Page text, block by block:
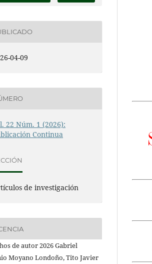
04-09
22 Núm. 1 (2026):
Continua
de investigación
de autor 2026 Gabriel
Moyano Londoño, Tito Javier